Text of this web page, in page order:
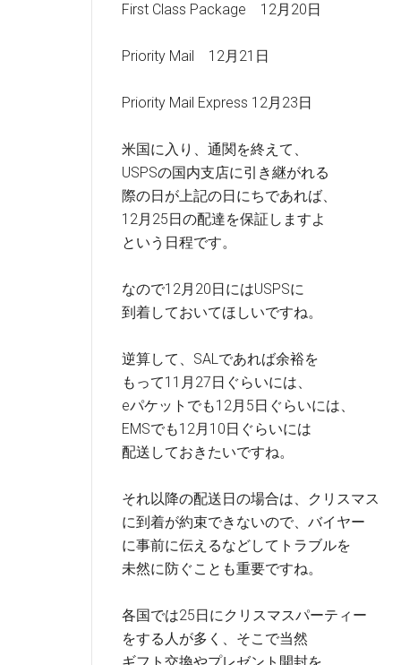
First Class Package 12月20日
Priority Mail 12月21日
Priority Mail Express 12月23日
米国に入り、通関を終えて、
USPSの国内支店に引き継がれる
際の日が上記の日にちであれば、
12月25日の配達を保証しますよ
という日程です。
なので12月20日にはUSPSに
到着しておいてほしいですね。
逆算して、SALであれば余裕を
もって11月27日ぐらいには、
eパケットでも12月5日ぐらいには、
EMSでも12月10日ぐらいには
配送しておきたいですね。
それ以降の配送日の場合は、クリスマス
に到着が約束できないので、バイヤー
に事前に伝えるなどしてトラブルを
未然に防ぐことも重要ですね。
各国では25日にクリスマスパーティー
をする人が多く、そこで当然